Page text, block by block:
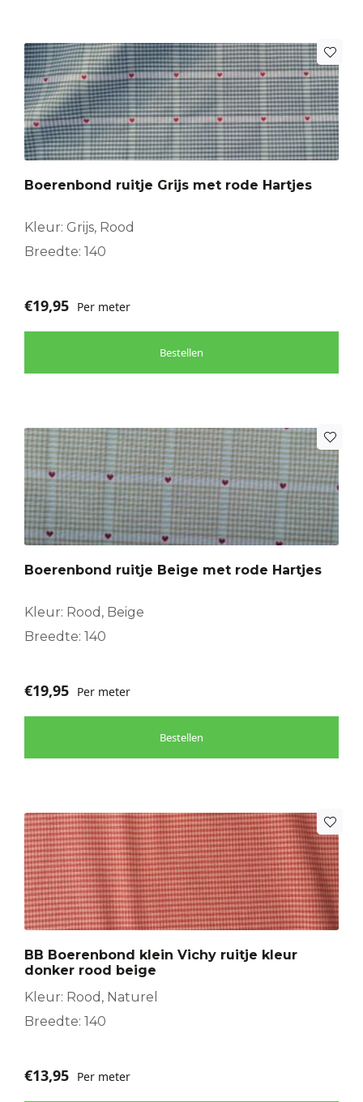
Boerenbond ruitje Grijs met rode Hartjes
Kleur: Grijs, Rood
Breedte: 140
€19,95 Per meter
Bestellen
Boerenbond ruitje Beige met rode Hartjes
Kleur: Rood, Beige
Breedte: 140
€19,95 Per meter
Bestellen
BB Boerenbond klein Vichy ruitje kleur
donker rood beige
Kleur: Rood, Naturel
Breedte: 140
€13,95 Per meter